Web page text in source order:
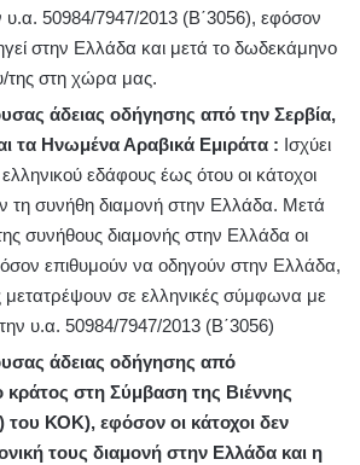
υ.α. 50984/7947/2013 (Β΄3056), εφόσον
στην Ελλάδα και μετά το δωδεκάμηνο
της στη χώρα μας.
άδειας οδήγησης από την Σερβία,
τα Ηνωμένα Αραβικά Εμιράτα : Ισχύει
εδάφους έως ότου οι κάτοχοι
τη συνήθη διαμονή στην Ελλάδα. Μετά
συνήθους διαμονής στην Ελλάδα οι
επιθυμούν να οδηγούν στην Ελλάδα,
μετατρέψουν σε ελληνικές σύμφωνα με
υ.α. 50984/7947/2013 (Β΄3056)
άδειας οδήγησης από
κράτος στη Σύμβαση της Βιέννης
του ΚΟΚ), εφόσον οι κάτοχοι δεν
τους διαμονή στην Ελλάδα και η